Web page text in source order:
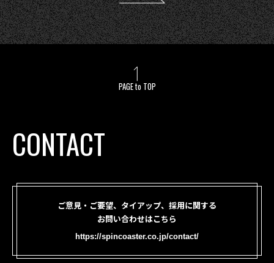
PAGE to TOP
CONTACT
ご意見・ご要望、タイアップ、採用に関する
お問い合わせはこちら
https://spincoaster.co.jp/contact/